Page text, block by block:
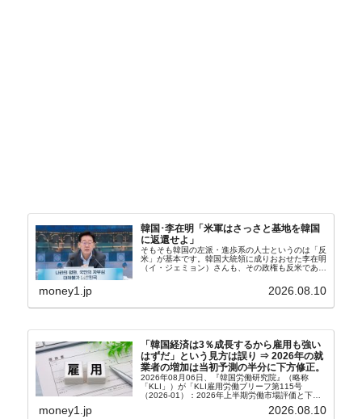
韓国･李在明「米軍はさっさと基地を韓国
に返還せよ」
そもそも韓国の左派・進歩系の人士というのは「反
米」が基本です。韓国大統領に成りおおせた李在明
（イ・ジェミョン）さんも、その政権も反米であ
（アン・ギュベク）さんが国防部長（長官）を努め
money1.jp 2026.08.10
「韓国経済は3％成長するから雇用も強い
はずだ」という見方は誤り ⇒ 2026年の就
業者の増加は当初予測の半分に下方修正。
2026年08月06日、『韓国労働研究院』（略称
「KLI」）が「KLI雇用労働ブリーフ第115号
（2026-01）：2026年上半期労働市場評価と下半
期労働市場展望」を公表しました。Money1でも何
度もご紹介していますが、政府が何よりも大...
money1.jp 2026.08.10